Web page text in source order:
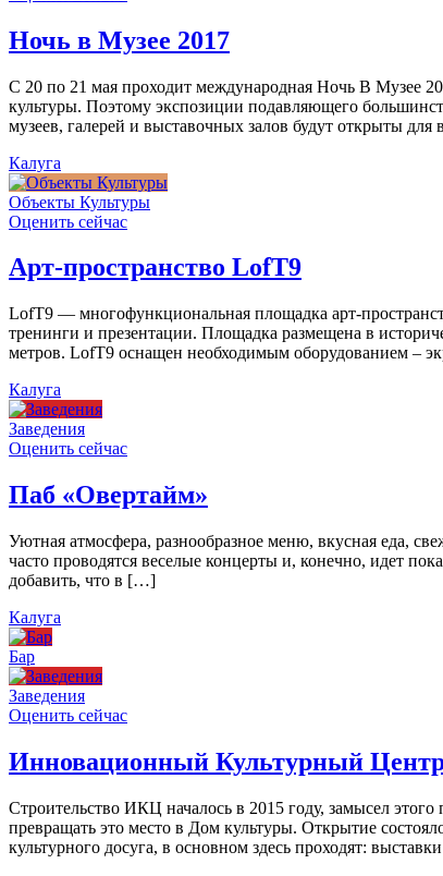
Ночь в Музее 2017
С 20 по 21 мая проходит международная Ночь В Музее
культуры. Поэтому экспозиции подавляющего
музеев, галерей и выставочных залов будут открыты
Калуга
Объекты Культуры
Оценить сейчас
Арт-пространство LofT9
LofT9 — многофункциональная площадка арт-
тренинги и презентации. Площадка размещена в
метров. LofT9 оснащен необходимым оборудованием –
Калуга
Заведения
Оценить сейчас
Паб «Овертайм»
Уютная атмосфера, разнообразное меню, вкусная еда,
часто проводятся веселые концерты и, конечно, идет
добавить, что в […]
Калуга
Бар
Заведения
Оценить сейчас
Инновационный Культурный
Строительство ИКЦ началось в 2015 году, замысел этого
превращать это место в Дом культуры. Открытие
культурного досуга, в основном здесь проходят: